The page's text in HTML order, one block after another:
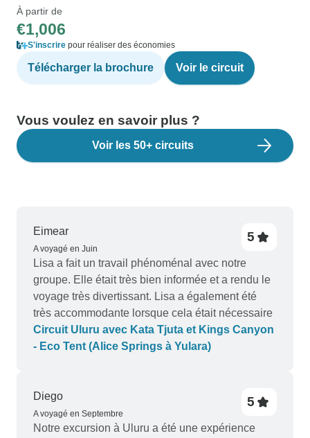
À partir de
€1,006
S'inscrire pour réaliser des économies
Télécharger la brochure Voir le circuit
Vous voulez en savoir plus ?
Voir les 50+ circuits
Eimear
A voyagé en Juin
5
Lisa a fait un travail phénoménal avec notre
groupe. Elle était très bien informée et a rendu le
voyage très divertissant. Lisa a également été
très accommodante lorsque cela était nécessaire
Circuit Uluru avec Kata Tjuta et Kings Canyon
- Eco Tent (Alice Springs à Yulara)
Diego
A voyagé en Septembre
5
Notre excursion à Uluru a été une expérience